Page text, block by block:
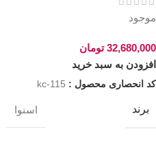
موجود
32,680,000 تومان
افزودن به سبد خرید
کد انحصاری محصول : kc-115
برند اسنوا